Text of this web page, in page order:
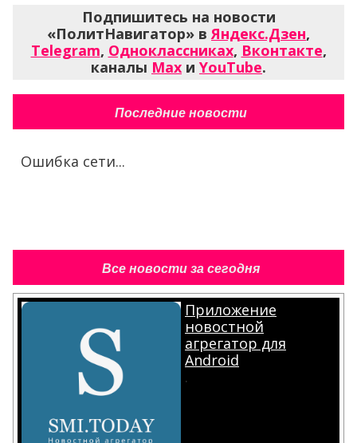
Подпишитесь на новости
«ПолитНавигатор» в Яндекс.Дзен,
Telegram, Одноклассниках, Вконтакте,
каналы Max и YouTube.
Последние новости
Ошибка сети...
Все новости за сегодня
Приложение
новостной
агрегатор для
Android
.